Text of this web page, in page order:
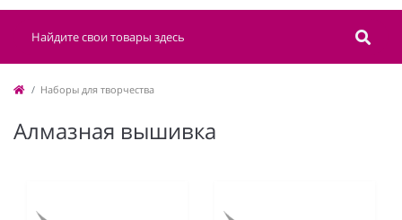
Наборы для творчества
Алмазная вышивка